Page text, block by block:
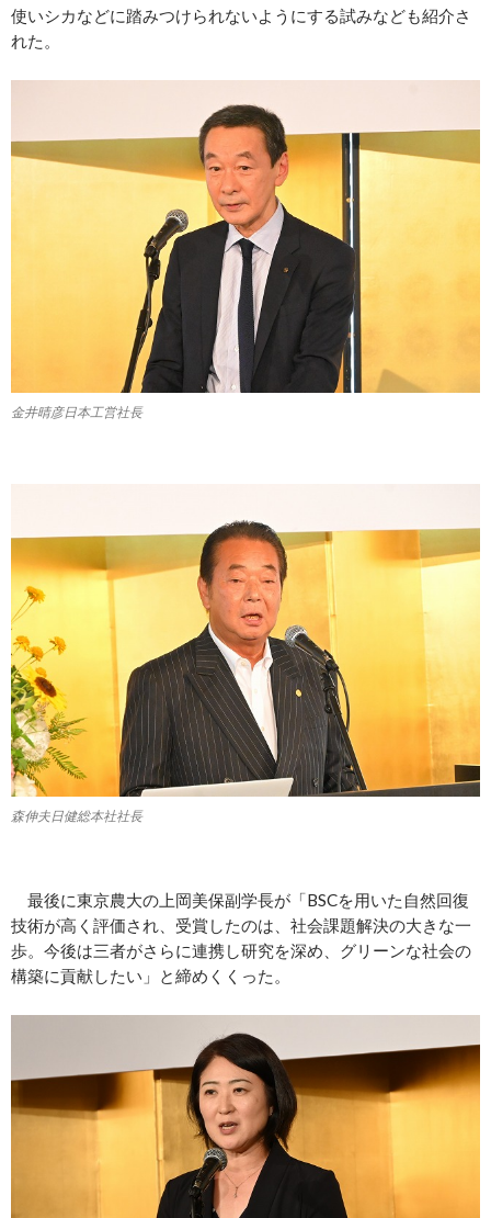
使いシカなどに踏みつけられないようにする試みなども紹介さ
れた。
金井晴彦日本工営社長
森伸夫日健総本社社長
最後に東京農大の上岡美保副学長が「BSCを用いた自然回復
技術が高く評価され、受賞したのは、社会課題解決の大きな一
歩。今後は三者がさらに連携し研究を深め、グリーンな社会の
構築に貢献したい」と締めくくった。